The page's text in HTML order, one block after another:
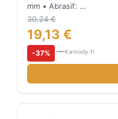
mm • Abrasif: …
30,24 €
19,13 €
-37% Kamody.fr